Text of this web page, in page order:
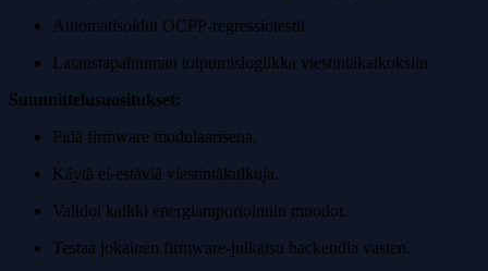
Automatisoidut OCPP-regressiotestit
Lataustapahtuman toipumislogiikka viestintäkatkoksiin
Suunnittelusuositukset:
Pidä firmware modulaarisena.
Käytä ei-estäviä viestintäkulkuja.
Validoi kaikki energiaraportoinnin muodot.
Testaa jokainen firmware-julkaisu backendia vasten.